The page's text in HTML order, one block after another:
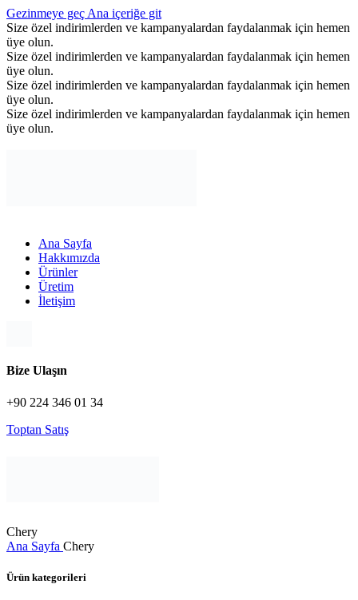
Gezinmeye geç Ana içeriğe git
Size özel indirimlerden ve kampanyalardan faydalanmak için hemen
üye olun.
Size özel indirimlerden ve kampanyalardan faydalanmak için hemen
üye olun.
Size özel indirimlerden ve kampanyalardan faydalanmak için hemen
üye olun.
Size özel indirimlerden ve kampanyalardan faydalanmak için hemen
üye olun.
Ana Sayfa
Hakkımızda
Ürünler
Üretim
İletişim
Bize Ulaşın
+90 224 346 01 34
Toptan Satış
Chery
Ana Sayfa Chery
Ürün kategorileri